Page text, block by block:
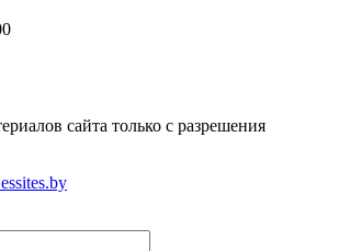
сайта только с разрешения